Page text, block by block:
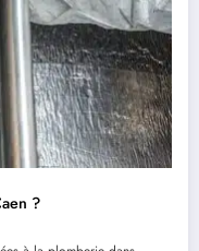
?